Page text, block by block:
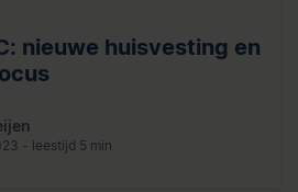
nieuwe huisvesting en
- leestijd 5 min